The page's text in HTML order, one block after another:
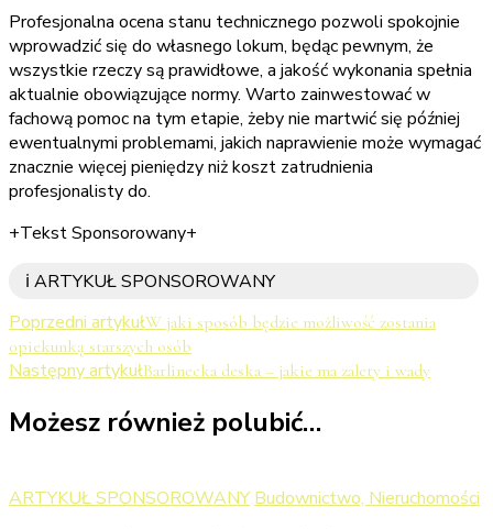
Profesjonalna ocena stanu technicznego pozwoli spokojnie
wprowadzić się do własnego lokum, będąc pewnym, że
wszystkie rzeczy są prawidłowe, a jakość wykonania spełnia
aktualnie obowiązujące normy. Warto zainwestować w
fachową pomoc na tym etapie, żeby nie martwić się później
ewentualnymi problemami, jakich naprawienie może wymagać
znacznie więcej pieniędzy niż koszt zatrudnienia
profesjonalisty do.
+Tekst Sponsorowany+
ℹ️ ARTYKUŁ SPONSOROWANY
Nawigacja
wpisu
Poprzedni artykułW jaki sposób będzie możliwość zostania
opiekunką starszych osób
Następny artykułBarlinecka deska – jakie ma zalety i wady
Możesz również polubić…
ARTYKUŁ SPONSOROWANY Budownictwo, Nieruchomości